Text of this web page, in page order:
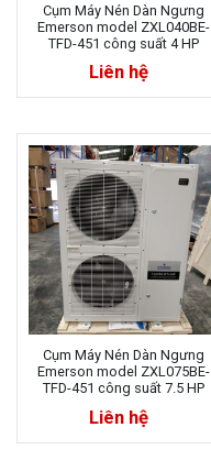
Cụm Máy Nén Dàn Ngưng
Emerson model ZXL040BE-
TFD-451 công suất 4 HP
Liên hệ
Cụm Máy Nén Dàn Ngưng
Emerson model ZXL075BE-
TFD-451 công suất 7.5 HP
Liên hệ